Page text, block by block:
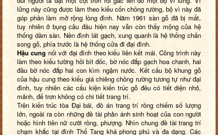
lửng này cũng được làm theo kiểu cốn chồng rường, bộ vì này đã
góp phần làm mở rộng lòng đình. Năm 1961 sàn gỗ đã bị mất,
tuy nhiên ở bụng câu đầu hiện nay vẫn còn thấy mộng của hệ
thống dầm sàn. Nền đình lát gạch, xung quanh là hệ thống chấn
song gỗ, phía trước là hệ thống cửa đi đại đình.
Hậu cung nối với đại đình theo kiểu liên kết mái. Công trình này
làm theo kiểu tường hồi bít đốc, bờ nóc đắp gạch hoa chanh, hai
đầu bờ nóc đắp hai con kìm ngậm nước. Kết cấu bộ khung gỗ
của hậu cung theo kiểu giá chiêng chồng rường tương tự như đại
đình, tuy nhiên các cấu kiện kiến trúc gỗ đều có tiết diện nhỏ,
mảnh, để trơn không có chi tiết trang trí.
Trên kiến trúc tòa Đại bái, đồ án trang trí rồng chiếm số lượng
lớn, ngoài ra còn những đề tài phản ánh sinh hoạt của con người
hoặc hình tiên nữ cưỡi rồng, phượng. Nhìn chung đề tài trang trí
chạm khắc tại đình Thổ Tang khá phong phú và đa dạng. Các